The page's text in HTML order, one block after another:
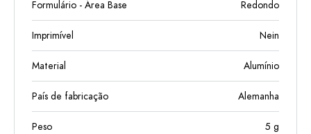
Formulário - Área Base Redondo
Imprimível Nein
Material Alumínio
País de fabricação Alemanha
Peso 5 g